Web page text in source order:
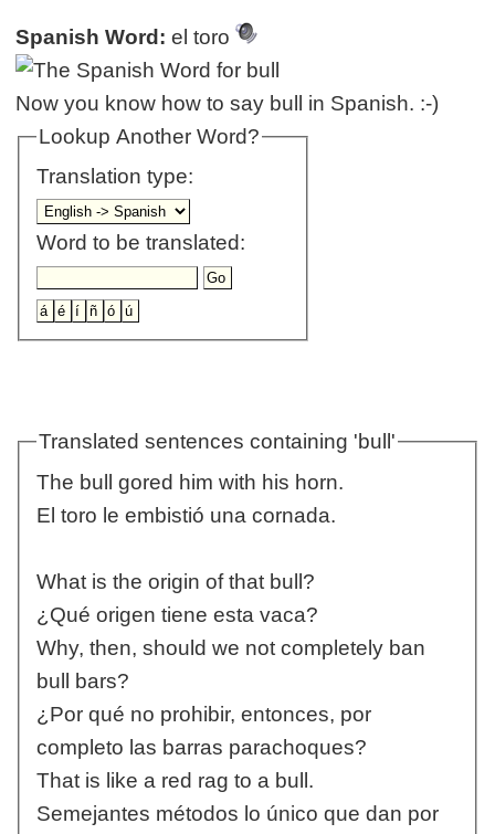
Spanish Word: el toro
Now you know how to say bull in Spanish. :-)
Lookup Another Word?
Translation type:
Word to be translated:
Translated sentences containing 'bull'
The bull gored him with his horn.
El toro le embistió una cornada.
What is the origin of that bull?
¿Qué origen tiene esta vaca?
Why, then, should we not completely ban
bull bars?
¿Por qué no prohibir, entonces, por
completo las barras parachoques?
That is like a red rag to a bull.
Semejantes métodos lo único que dan por